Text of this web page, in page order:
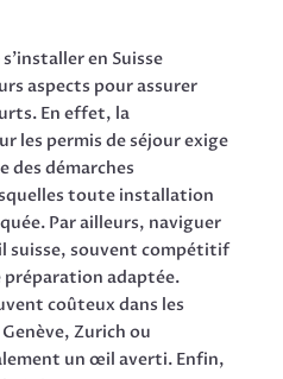
en Suisse
aspects pour assurer
En effet, la
les permis de séjour exige
des démarches
toute installation
Par ailleurs, naviguer
suisse, souvent compétitif
adaptée.
coûteux dans les
Zurich ou
un œil averti. Enfin,